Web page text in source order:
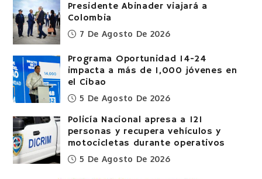
Presidente Abinader viajará a
Colombia
7 De Agosto De 2026
Programa Oportunidad 14-24
impacta a más de 1,000 jóvenes en
el Cibao
5 De Agosto De 2026
Policía Nacional apresa a 121
personas y recupera vehículos y
motocicletas durante operativos
5 De Agosto De 2026